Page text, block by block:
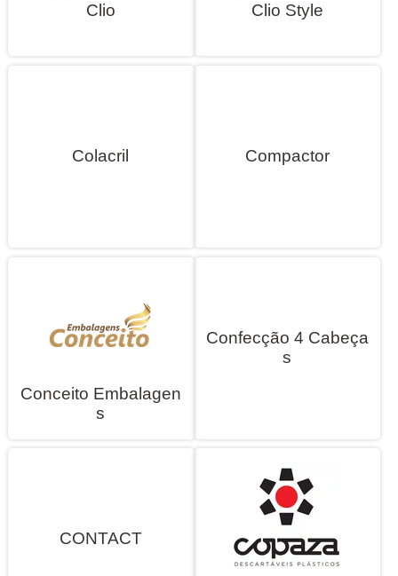
Clio Clio Style
Colacril Compactor
Conceito Embalagen
s
Confecção 4 Cabeça
s
CONTACT